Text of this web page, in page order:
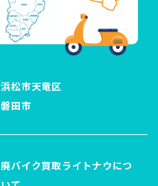
浜松市天竜区
磐田市
廃バイク買取ライトナウにつ